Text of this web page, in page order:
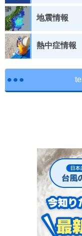
地震情報
熱中症情報